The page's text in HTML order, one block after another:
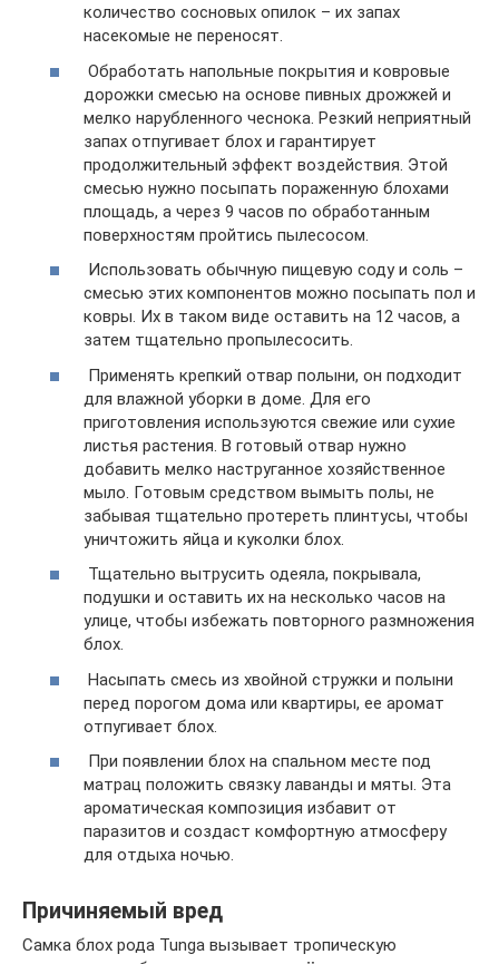
количество сосновых опилок – их запах
насекомые не переносят.
Обработать напольные покрытия и ковровые
дорожки смесью на основе пивных дрожжей и
мелко нарубленного чеснока. Резкий неприятный
запах отпугивает блох и гарантирует
продолжительный эффект воздействия. Этой
смесью нужно посыпать пораженную блохами
площадь, а через 9 часов по обработанным
поверхностям пройтись пылесосом.
Использовать обычную пищевую соду и соль –
смесью этих компонентов можно посыпать пол и
ковры. Их в таком виде оставить на 12 часов, а
затем тщательно пропылесосить.
Применять крепкий отвар полыни, он подходит
для влажной уборки в доме. Для его
приготовления используются свежие или сухие
листья растения. В готовый отвар нужно
добавить мелко наструганное хозяйственное
мыло. Готовым средством вымыть полы, не
забывая тщательно протереть плинтусы, чтобы
уничтожить яйца и куколки блох.
Тщательно вытрусить одеяла, покрывала,
подушки и оставить их на несколько часов на
улице, чтобы избежать повторного размножения
блох.
Насыпать смесь из хвойной стружки и полыни
перед порогом дома или квартиры, ее аромат
отпугивает блох.
При появлении блох на спальном месте под
матрац положить связку лаванды и мяты. Эта
ароматическая композиция избавит от
паразитов и создаст комфортную атмосферу
для отдыха ночью.
Причиняемый вред
Самка блох рода Tunga вызывает тропическую